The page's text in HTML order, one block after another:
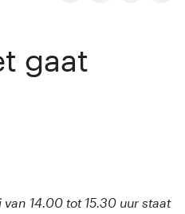
gaat
14.00 tot 15.30 uur staat